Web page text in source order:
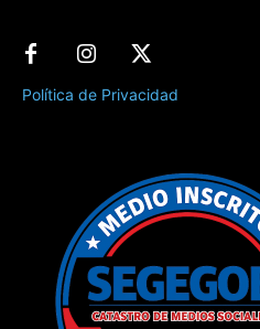
Política de Privacidad